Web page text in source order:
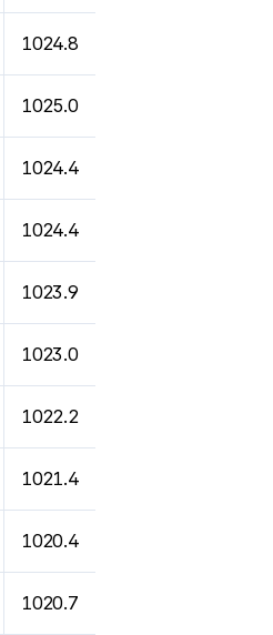
1024.8
1025.0
1024.4
1024.4
1023.9
1023.0
1022.2
1021.4
1020.4
1020.7